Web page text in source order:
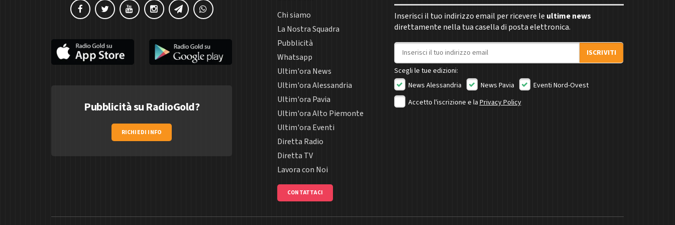
Pubblicità su RadioGold?
RICHIEDI INFO
Chi siamo
La Nostra Squadra
Pubblicità
Whatsapp
Ultim'ora News
Ultim'ora Alessandria
Ultim'ora Pavia
Ultim'ora Alto Piemonte
Ultim'ora Eventi
Diretta Radio
Diretta TV
Lavora con Noi
CONTATTACI
Inserisci il tuo indirizzo email per ricevere le ultime news
direttamente nella tua casella di posta elettronica.
Indirizzo email
ISCRIVITI
Scegli le tue edizioni:
News Alessandria
News Pavia
Eventi Nord-Ovest
Accetto l'iscrizione e la Privacy Policy